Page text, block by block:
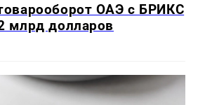
ОАЭ с БРИКС
млрд долларов